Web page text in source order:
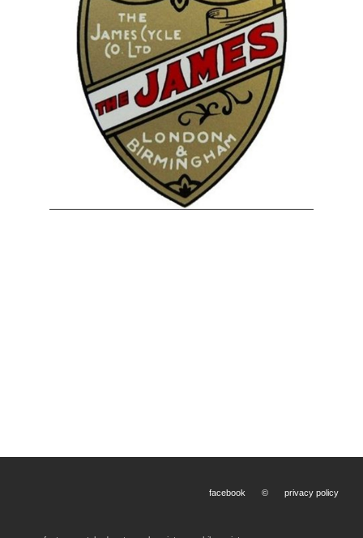
facebook © privacy policy